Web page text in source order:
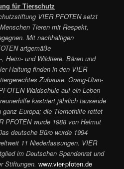
für Tierschutz
VIER PFOTEN setzt
Tieren mit Respekt,
Mit nachhaltigen
artgemäße
Heim- und Wildtiere. Bären und
Haltung finden in den VIER
Zuhause. Orang-Utan-
Waldschule auf ein Leben
kastriert jährlich tausende
Europa; die Tiernothilfe rettet
PFOTEN wurde 1988 von Helmut
deutsche Büro wurde 1994
11 Niederlassungen. VIER
im Deutschen Spendenrat und
Stiftungen.www.vier-pfoten.de